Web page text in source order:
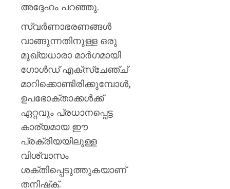
അദ്ദേഹം പറഞ്ഞു.
സ്വർണാഭരണങ്ങൾ
വാങ്ങുന്നതിനുള്ള ഒരു
മുഖ്യധാരാ മാർഗമായി
ഗോൾഡ് എക്സ്ചേഞ്ച്
മാറിക്കൊണ്ടിരിക്കുമ്പോൾ,
ഉപഭോക്താക്കൾക്ക്
ഏറ്റവും പ്രധാനപ്പെട്ട
കാര്യമായ ഈ
പ്രക്രിയയിലുള്ള
വിശ്വാസം
ശക്തിപ്പെടുത്തുകയാണ്
തനിഷ്‌ക്.